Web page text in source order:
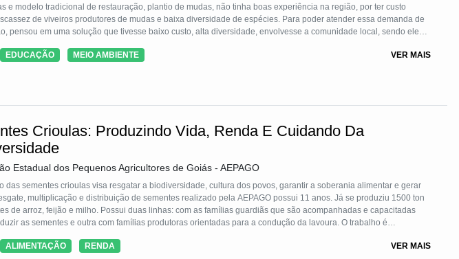
e modelo tradicional de restauração, plantio de mudas, não tinha boas experiência na região, por ter custo
de viveiros produtores de mudas e baixa diversidade de espécies. Para poder atender essa demanda de
pensou em uma solução que tivesse baixo custo, alta diversidade, envolvesse a comunidade local, sendo eles
sementes de adubação verde e árvores nativas.
EDUCAÇÃO MEIO AMBIENTE VER MAIS
Crioulas: Produzindo Vida, Renda E Cuidando Da
Estadual dos Pequenos Agricultores de Goiás - AEPAGO
das sementes crioulas visa resgatar a biodiversidade, cultura dos povos, garantir a soberania alimentar e gerar
multiplicação e distribuição de sementes realizado pela AEPAGO possui 11 anos. Já se produziu 1500 ton
de arroz, feijão e milho. Possui duas linhas: com as famílias guardiãs que são acompanhadas e capacitadas
as sementes e outra com famílias produtoras orientadas para a condução da lavoura. O trabalho é
e armazenamento das sementes.
ALIMENTAÇÃO RENDA VER MAIS